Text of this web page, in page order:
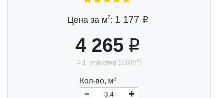
Цена за м2: 1 177
4 265
= 1 упаковка(3.63м2)
Кол-во, м2